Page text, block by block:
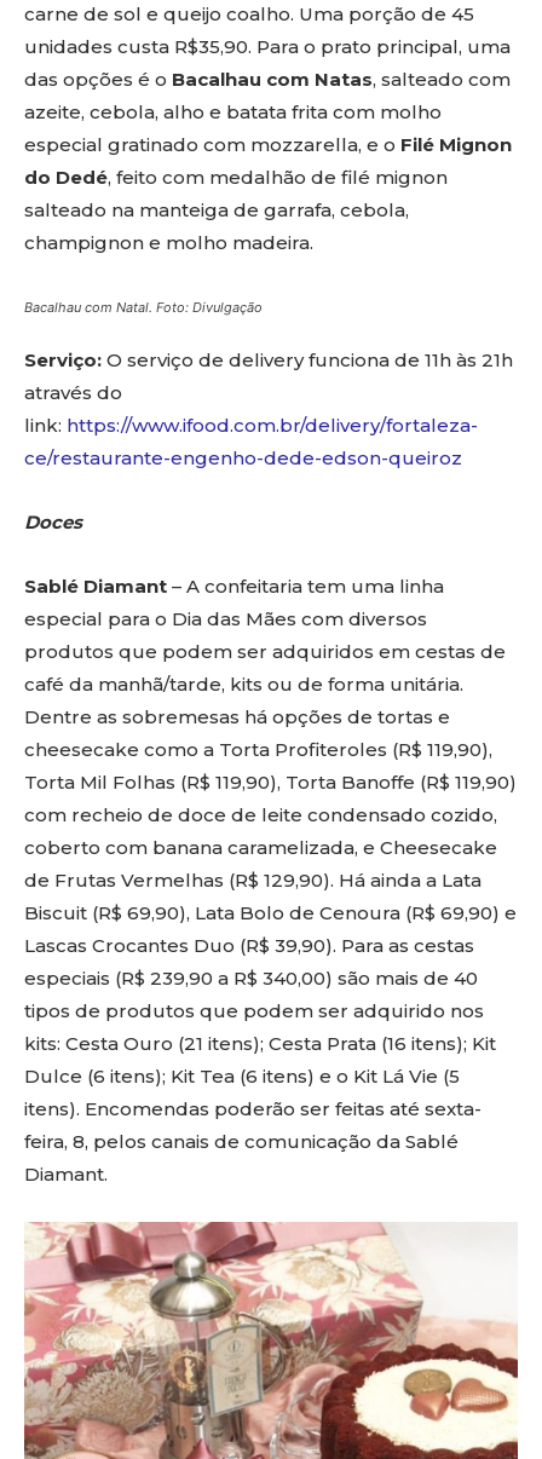
carne de sol e queijo coalho. Uma porção de 45
unidades custa R$35,90. Para o prato principal, uma
das opções é o Bacalhau com Natas, salteado com
azeite, cebola, alho e batata frita com molho
especial gratinado com mozzarella, e o Filé Mignon
do Dedé, feito com medalhão de filé mignon
salteado na manteiga de garrafa, cebola,
champignon e molho madeira.
Bacalhau com Natal. Foto: Divulgação
Serviço: O serviço de delivery funciona de 11h às 21h
através do
link: https://www.ifood.com.br/delivery/fortaleza-
ce/restaurante-engenho-dede-edson-queiroz
Doces
Sablé Diamant – A confeitaria tem uma linha
especial para o Dia das Mães com diversos
produtos que podem ser adquiridos em cestas de
café da manhã/tarde, kits ou de forma unitária.
Dentre as sobremesas há opções de tortas e
cheesecake como a Torta Profiteroles (R$ 119,90),
Torta Mil Folhas (R$ 119,90), Torta Banoffe (R$ 119,90)
com recheio de doce de leite condensado cozido,
coberto com banana caramelizada, e Cheesecake
de Frutas Vermelhas (R$ 129,90). Há ainda a Lata
Biscuit (R$ 69,90), Lata Bolo de Cenoura (R$ 69,90) e
Lascas Crocantes Duo (R$ 39,90). Para as cestas
especiais (R$ 239,90 a R$ 340,00) são mais de 40
tipos de produtos que podem ser adquirido nos
kits: Cesta Ouro (21 itens); Cesta Prata (16 itens); Kit
Dulce (6 itens); Kit Tea (6 itens) e o Kit Lá Vie (5
itens). Encomendas poderão ser feitas até sexta-
feira, 8, pelos canais de comunicação da Sablé
Diamant.